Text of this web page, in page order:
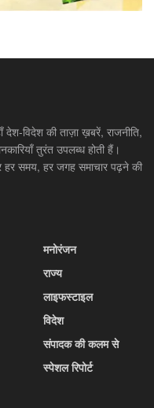
विदेश की ताज़ा ख़बरें, राजनीति,
तुरंत उपलब्ध होती हैं।
समय, हर जगह समाचार पढ़ने की
मनोरंजन
राज्य
लाइफस्टाइल
विदेश
संपादक की कलम से
स्पेशल रिपोर्ट